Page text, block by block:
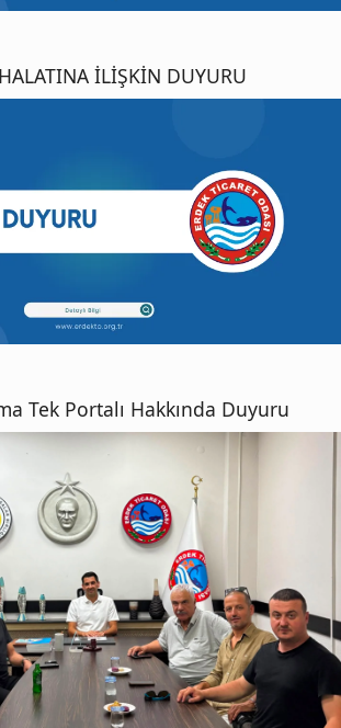
İLİŞKİN DUYURU
Tek Portalı Hakkında Duyuru